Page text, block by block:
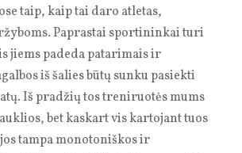
taip, kaip tai daro atletas,
Paprastai sportininkai turi
jiems padeda patarimais ir
iš šalies būtų sunku pasiekti
Iš pradžių tos treniruotės mums
bet kaskart vis kartojant tuos
tampa monotoniškos ir